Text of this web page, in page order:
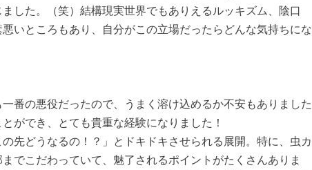
した。（笑）結構現実世界でもありえるルッキズム、陰口
いところもあり、自分がこの立場だったらどんな気持ちにな
番の悪役だったので、うまく溶け込めるか不安もありました
ができ、とても貴重な経験になりました！
先どうなるの！？」とドキドキさせられる展開。特に、虫カ
でこだわっていて、魅了されるポイントがたくさんありま